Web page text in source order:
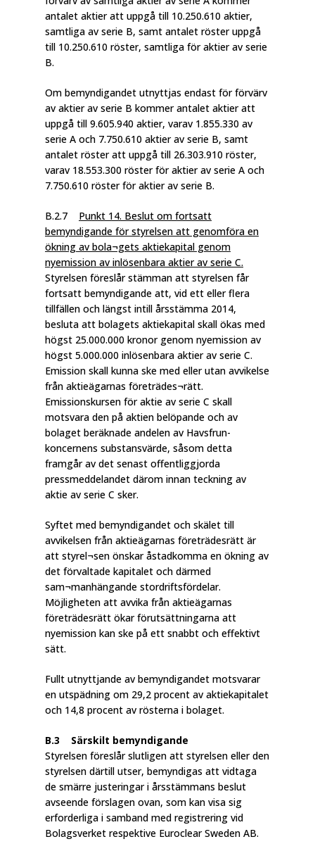
antalet aktier att uppgå till 10.250.610 aktier,
samtliga av serie B, samt antalet röster uppgå
till 10.250.610 röster, samtliga för aktier av serie
B.
Om bemyndigandet utnyttjas endast för förvärv
av aktier av serie B kommer antalet aktier att
uppgå till 9.605.940 aktier, varav 1.855.330 av
serie A och 7.750.610 aktier av serie B, samt
antalet röster att uppgå till 26.303.910 röster,
varav 18.553.300 röster för aktier av serie A och
7.750.610 röster för aktier av serie B.
B.2.7 Punkt 14. Beslut om fortsatt
bemyndigande för styrelsen att genomföra en
ökning av bola¬gets aktiekapital genom
nyemission av inlösenbara aktier av serie C.
Styrelsen föreslår stämman att styrelsen får
fortsatt bemyndigande att, vid ett eller flera
tillfällen och längst intill årsstämma 2014,
besluta att bolagets aktiekapital skall ökas med
högst 25.000.000 kronor genom nyemission av
högst 5.000.000 inlösenbara aktier av serie C.
Emission skall kunna ske med eller utan avvikelse
från aktieägarnas företrädes¬rätt.
Emissionskursen för aktie av serie C skall
motsvara den på aktien belöpande och av
bolaget beräknade andelen av Havsfrun-
koncernens substansvärde, såsom detta
framgår av det senast offentliggjorda
pressmeddelandet därom innan teckning av
aktie av serie C sker.
Syftet med bemyndigandet och skälet till
avvikelsen från aktieägarnas företrädesrätt är
att styrel¬sen önskar åstadkomma en ökning av
det förvaltade kapitalet och därmed
sam¬manhängande stordriftsfördelar.
Möjligheten att avvika från aktieägarnas
företrädesrätt ökar förutsättningarna att
nyemission kan ske på ett snabbt och effektivt
sätt.
Fullt utnyttjande av bemyndigandet motsvarar
en utspädning om 29,2 procent av aktiekapitalet
och 14,8 procent av rösterna i bolaget.
B.3 Särskilt bemyndigande
Styrelsen föreslår slutligen att styrelsen eller den
styrelsen därtill utser, bemyndigas att vidtaga
de smärre justeringar i årsstämmans beslut
avseende förslagen ovan, som kan visa sig
erforderliga i samband med registrering vid
Bolagsverket respektive Euroclear Sweden AB.